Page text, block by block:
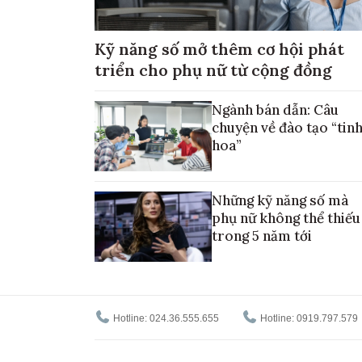
Kỹ năng số mở thêm cơ hội phát
triển cho phụ nữ từ cộng đồng
Ngành bán dẫn: Câu
chuyện về đào tạo “tinh
hoa”
Những kỹ năng số mà
phụ nữ không thể thiếu
trong 5 năm tới
Hotline: 024.36.555.655 Hotline: 0919.797.579